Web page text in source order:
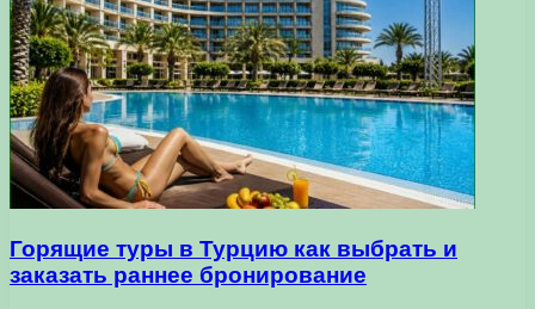
Горящие туры в Турцию как выбрать и
заказать раннее бронирование